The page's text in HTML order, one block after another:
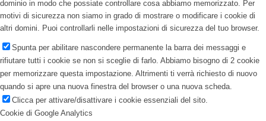
dominio in modo che possiate controllare cosa abbiamo memorizzato. Per
motivi di sicurezza non siamo in grado di mostrare o modificare i cookie di
altri domini. Puoi controllarli nelle impostazioni di sicurezza del tuo browser.
Spunta per abilitare nascondere permanente la barra dei messaggi e
rifiutare tutti i cookie se non si sceglie di farlo. Abbiamo bisogno di 2 cookie
per memorizzare questa impostazione. Altrimenti ti verrà richiesto di nuovo
quando si apre una nuova finestra del browser o una nuova scheda.
Clicca per attivare/disattivare i cookie essenziali del sito.
Cookie di Google Analytics